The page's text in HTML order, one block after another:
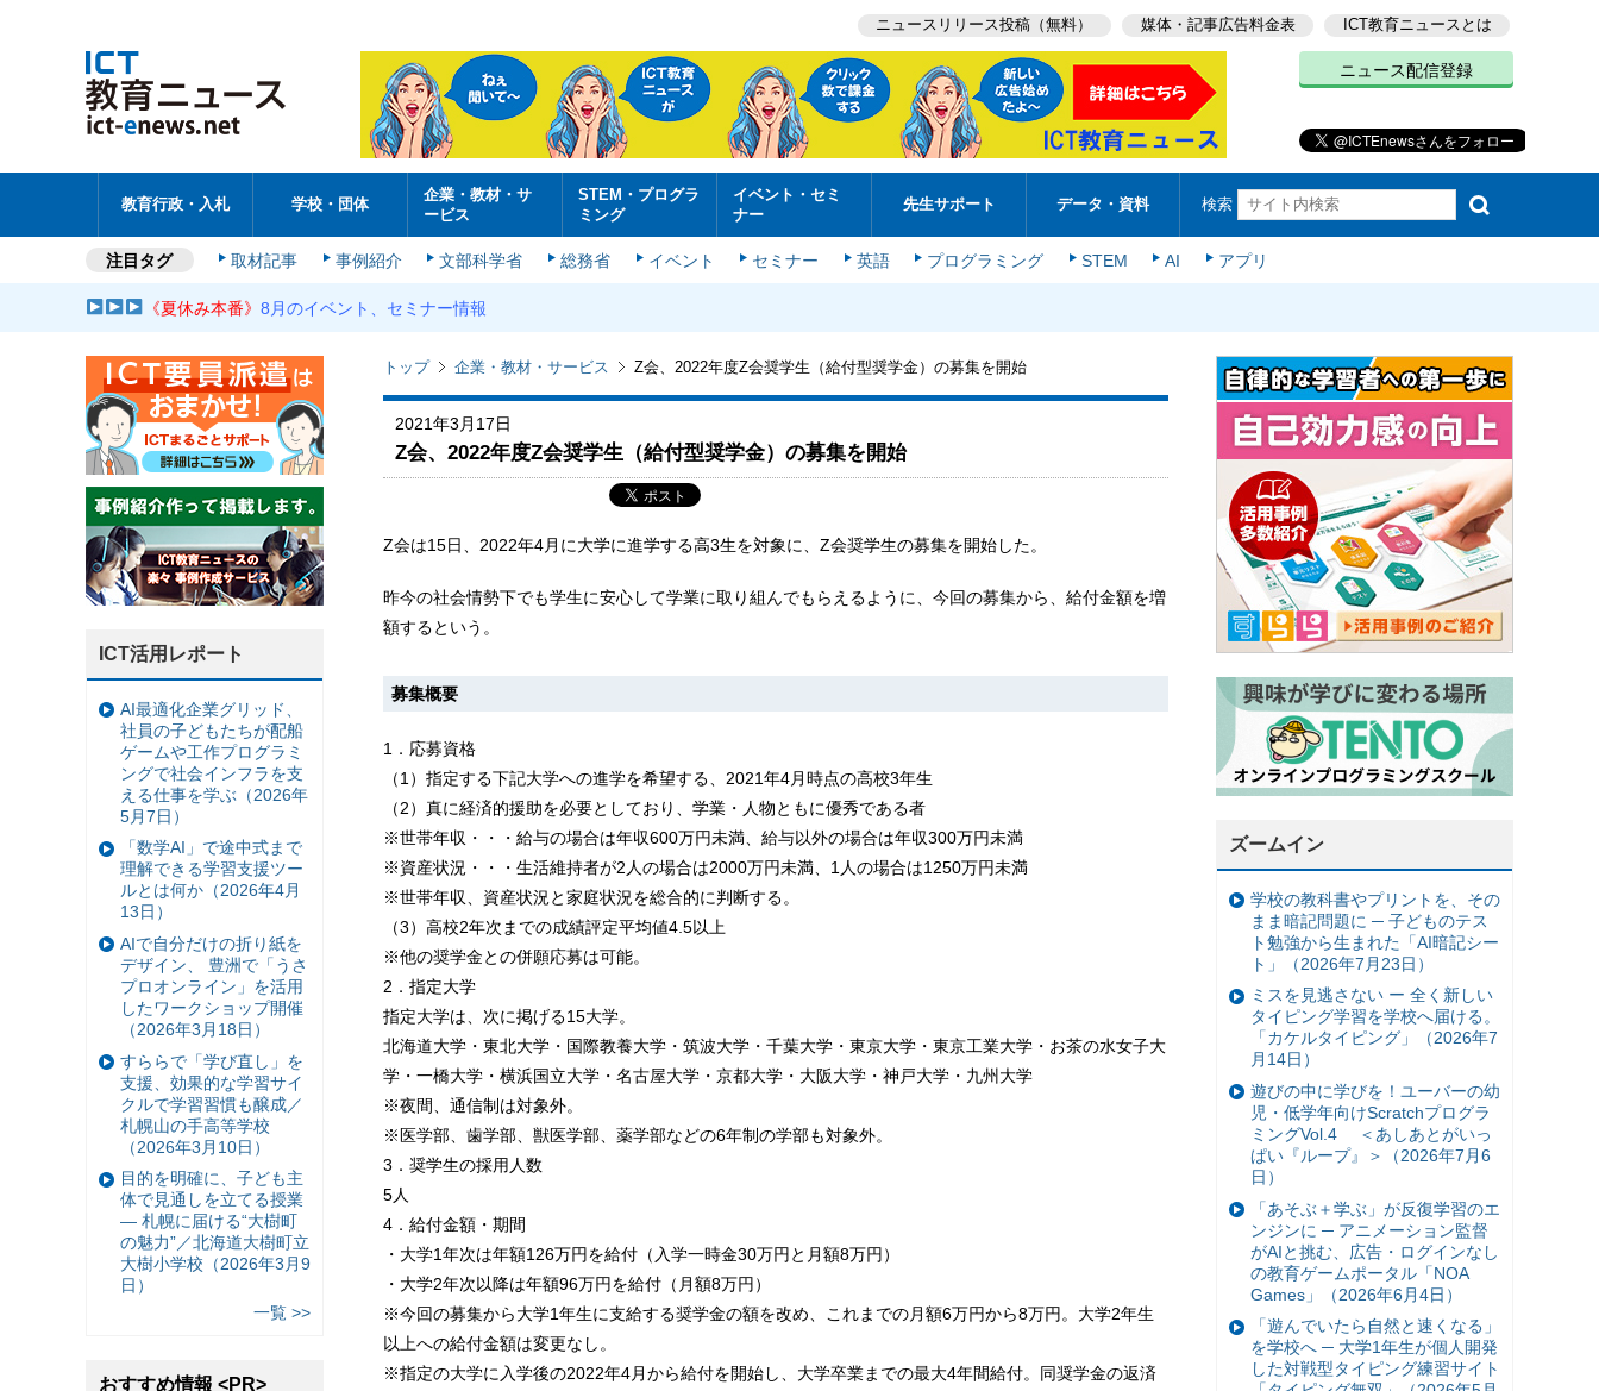
ニュースリリース投稿（無料） 媒体・記事広告料金表 ICT教育ニュースとは
ニュース配信登録
教育行政・入札 学校・団体
企業・教材・サ
ービス
STEM・プログラ
ミング
イベント・セミ
ナー
先生サポート データ・資料 検索
注目タグ 取材記事 事例紹介 文部科学省 総務省 イベント セミナー 英語 プログラミング STEM AI アプリ
《夏休み本番》8月のイベント、セミナー情報
トップ 企業・教材・サービス Z会、2022年度Z会奨学生（給付型奨学金）の募集を開始
2021年3月17日
Z会、2022年度Z会奨学生（給付型奨学金）の募集を開始
Z会は15日、2022年4月に大学に進学する高3生を対象に、Z会奨学生の募集を開始した。
昨今の社会情勢下でも学生に安心して学業に取り組んでもらえるように、今回の募集から、給付金額を増
額するという。
募集概要
1．応募資格
（1）指定する下記大学への進学を希望する、2021年4月時点の高校3年生
（2）真に経済的援助を必要としており、学業・人物ともに優秀である者
※世帯年収・・・給与の場合は年収600万円未満、給与以外の場合は年収300万円未満
※資産状況・・・生活維持者が2人の場合は2000万円未満、1人の場合は1250万円未満
※世帯年収、資産状況と家庭状況を総合的に判断する。
（3）高校2年次までの成績評定平均値4.5以上
※他の奨学金との併願応募は可能。
2．指定大学
指定大学は、次に掲げる15大学。
北海道大学・東北大学・国際教養大学・筑波大学・千葉大学・東京大学・東京工業大学・お茶の水女子大
学・一橋大学・横浜国立大学・名古屋大学・京都大学・大阪大学・神戸大学・九州大学
※夜間、通信制は対象外。
※医学部、歯学部、獣医学部、薬学部などの6年制の学部も対象外。
3．奨学生の採用人数
5人
4．給付金額・期間
・大学1年次は年額126万円を給付（入学一時金30万円と月額8万円）
・大学2年次以降は年額96万円を給付（月額8万円）
※今回の募集から大学1年生に支給する奨学金の額を改め、これまでの月額6万円から8万円。大学2年生
以上への給付金額は変更なし。
※指定の大学に入学後の2022年4月から給付を開始し、大学卒業までの最大4年間給付。同奨学金の返済
ズームイン
学校の教科書やプリントを、その
まま暗記問題に ─ 子どものテス
ト勉強から生まれた「AI暗記シー
ト」（2026年7月23日）
ミスを見逃さない ー 全く新しい
タイピング学習を学校へ届ける。
「カケルタイピング」（2026年7
月14日）
遊びの中に学びを！ユーバーの幼
児・低学年向けScratchプログラ
ミングVol.4 ＜あしあとがいっ
ぱい『ループ』＞（2026年7月6
日）
「あそぶ＋学ぶ」が反復学習のエ
ンジンに ─ アニメーション監督
がAIと挑む、広告・ログインなし
の教育ゲームポータル「NOA
Games」（2026年6月4日）
「遊んでいたら自然と速くなる」
を学校へ ─ 大学1年生が個人開発
した対戦型タイピング練習サイト
ICT活用レポート
AI最適化企業グリッド、
社員の子どもたちが配船
ゲームや工作プログラミ
ングで社会インフラを支
える仕事を学ぶ（2026年
5月7日）
「数学AI」で途中式まで
理解できる学習支援ツー
ルとは何か（2026年4月
13日）
AIで自分だけの折り紙を
デザイン、 豊洲で「うさ
プロオンライン」を活用
したワークショップ開催
（2026年3月18日）
すららで「学び直し」を
支援、効果的な学習サイ
クルで学習習慣も醸成／
札幌山の手高等学校
（2026年3月10日）
目的を明確に、子ども主
体で見通しを立てる授業
— 札幌に届ける“大樹町
の魅力”／北海道大樹町立
大樹小学校（2026年3月9
日）
一覧 >>
おすすめ情報 <PR>